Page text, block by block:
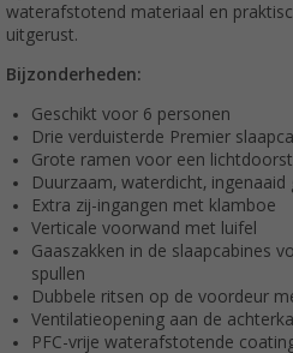
waterafstotend materiaal en
uitgerust.
Bijzonderheden:
Geschikt voor 6 personen
Drie verduisterde Premier
Grote ramen voor een
Duurzaam, waterdicht, ingenaaid
Extra zij-ingangen met klamboe
Verticale voorwand met luifel
Gaaszakken in de slaapcabines
spullen
Dubbele ritsen op de voordeur
Ventilatieopening aan de
PFC-vrije waterafstotende